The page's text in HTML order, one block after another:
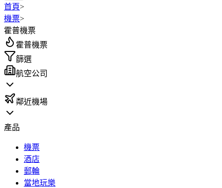
首頁>
機票>
霍普機票
霍普機票
篩選
航空公司
鄰近機場
產品
機票
酒店
郵輪
當地玩樂